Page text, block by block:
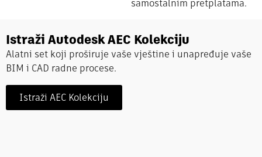
samostalnim pretplatama.
Istraži Autodesk AEC Kolekciju
Alatni set koji proširuje vaše vještine i unapređuje vaše
BIM i CAD radne procese.
Istraži AEC Kolekciju